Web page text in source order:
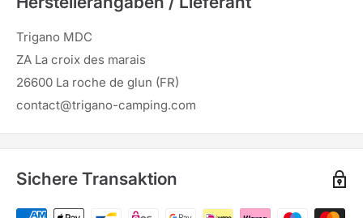
Trigano MDC
ZA La croix des marais
26600 La roche de glun (FR)
contact@trigano-camping.com
Sichere Transaktion